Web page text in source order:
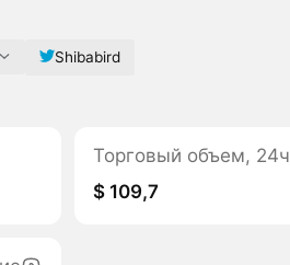
Shibabird
Торговый объем, 24ч
$ 109,7